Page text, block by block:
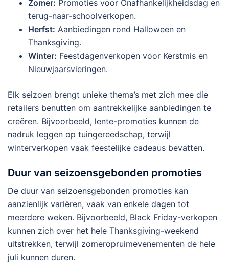
Zomer: Promoties voor Onafhankelijkheidsdag en
terug-naar-schoolverkopen.
Herfst: Aanbiedingen rond Halloween en
Thanksgiving.
Winter: Feestdagenverkopen voor Kerstmis en
Nieuwjaarsvieringen.
Elk seizoen brengt unieke thema’s met zich mee die
retailers benutten om aantrekkelijke aanbiedingen te
creëren. Bijvoorbeeld, lente-promoties kunnen de
nadruk leggen op tuingereedschap, terwijl
winterverkopen vaak feestelijke cadeaus bevatten.
Duur van seizoensgebonden promoties
De duur van seizoensgebonden promoties kan
aanzienlijk variëren, vaak van enkele dagen tot
meerdere weken. Bijvoorbeeld, Black Friday-verkopen
kunnen zich over het hele Thanksgiving-weekend
uitstrekken, terwijl zomeropruimevenementen de hele
juli kunnen duren.